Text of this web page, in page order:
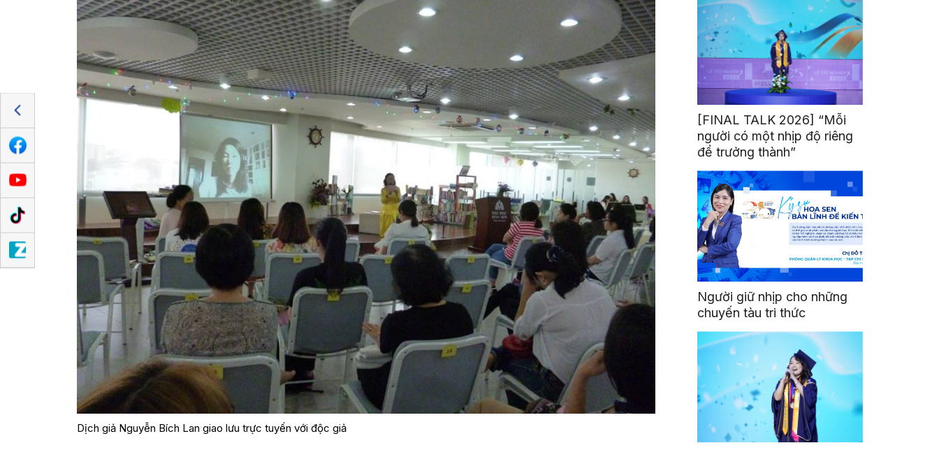
Dịch giả Nguyễn Bích Lan giao lưu trực tuyến với độc giả
[FINAL TALK 2026] “Mỗi
người có một nhịp độ riêng
để trưởng thành”
Người giữ nhịp cho những
chuyến tàu tri thức